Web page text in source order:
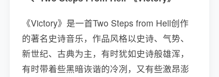
《Victory》是一首Two Steps from Hell创作
的著名史诗音乐，作品风格以史诗、气势、
新世纪、古典为主，有时犹如史诗般雄浑，
有时带着些黑暗诙谐的冷冽，又有些激昂澎